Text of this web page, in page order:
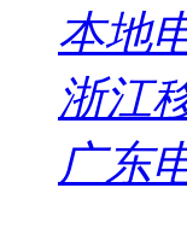
本地
浙江
广东